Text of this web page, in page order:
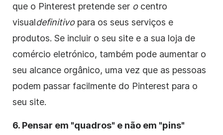
que o Pinterest pretende ser o centro
visualdefinitivo para os seus serviços e
produtos. Se incluir o seu site e a sua loja de
comércio eletrónico, também pode aumentar o
seu alcance orgânico, uma vez que as pessoas
podem passar facilmente do Pinterest para o
seu site.
6. Pensar em "quadros" e não em "pins"